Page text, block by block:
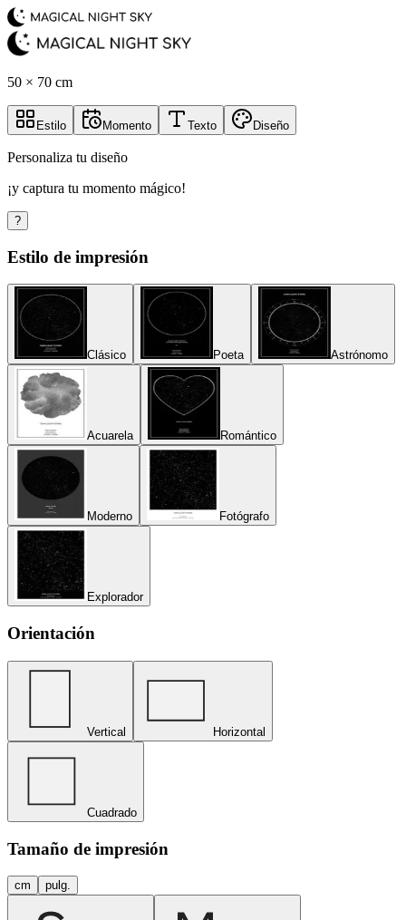
50 × 70 cm
Estilo Momento Texto Diseño
Personaliza tu diseño
¡y captura tu momento mágico!
?
Estilo de impresión
Clásico Poeta Astrónomo
Acuarela Romántico
Moderno Fotógrafo
Explorador
Orientación
Vertical Horizontal
Cuadrado
Tamaño de impresión
cm pulg.